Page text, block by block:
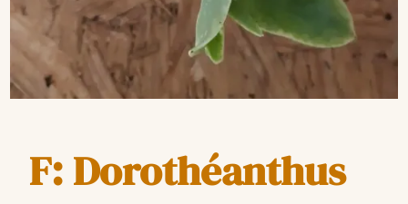
F: Dorothéanthus